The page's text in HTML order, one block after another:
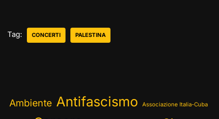
Tag: CONCERTI PALESTINA
Ambiente Antifascismo Associazione Italia-Cuba